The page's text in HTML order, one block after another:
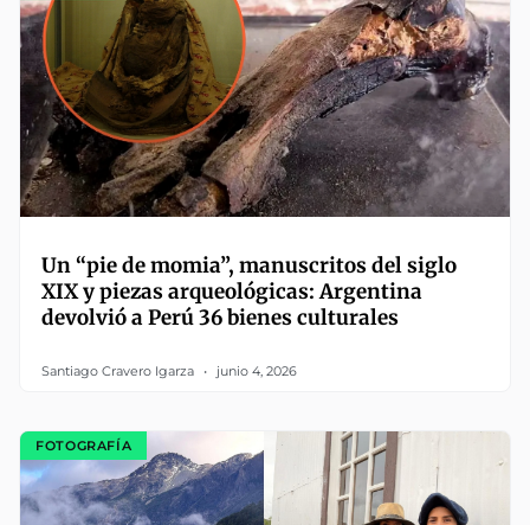
Un “pie de momia”, manuscritos del siglo
XIX y piezas arqueológicas: Argentina
devolvió a Perú 36 bienes culturales
Santiago Cravero Igarza junio 4, 2026
FOTOGRAFÍA